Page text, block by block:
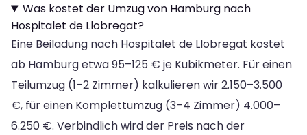
Was kostet der Umzug von Hamburg nach
Hospitalet de Llobregat?
Eine Beiladung nach Hospitalet de Llobregat kostet
ab Hamburg etwa 95–125 € je Kubikmeter. Für einen
Teilumzug (1–2 Zimmer) kalkulieren wir 2.150–3.500
€, für einen Komplettumzug (3–4 Zimmer) 4.000–
6.250 €. Verbindlich wird der Preis nach der